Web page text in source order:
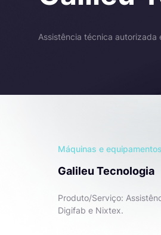
Assistência técnica
Máquinas e equipamentos
Galileu Tecnologia
Produto/Serviço:
Digifab e Nixtex.